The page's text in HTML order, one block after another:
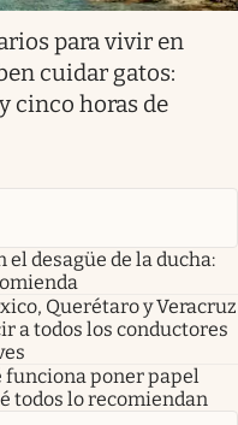
para vivir en
cuidar gatos:
cinco horas de
el desagüe de la ducha:
Querétaro y Veracruz
a todos los conductores
funciona poner papel
todos lo recomiendan